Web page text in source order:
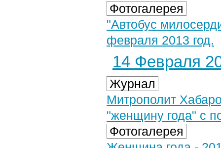
Фотогалерея
"Автобус
февраля 2013 год.
14 Февраля
Журнал
Митрополит
"женщину года" с
Фотогалерея